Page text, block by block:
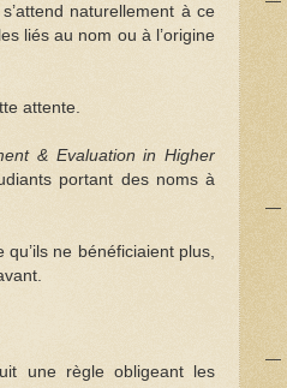
naturellement à ce
liés au nom ou à l’origine
attente.
& Evaluation in Higher
portant des noms à
ne bénéficiaient plus,
une règle obligeant les